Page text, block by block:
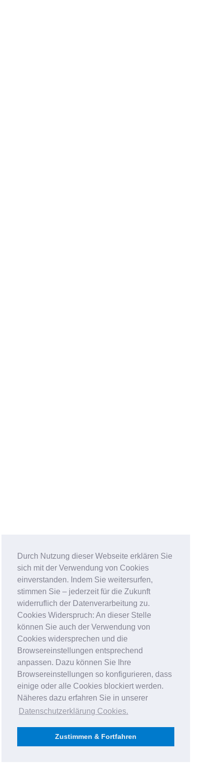
Durch Nutzung dieser Webseite erklären Sie
sich mit der Verwendung von Cookies
einverstanden. Indem Sie weitersurfen,
stimmen Sie – jederzeit für die Zukunft
widerruflich der Datenverarbeitung zu.
Cookies Widerspruch: An dieser Stelle
können Sie auch der Verwendung von
Cookies widersprechen und die
Browsereinstellungen entsprechend
anpassen. Dazu können Sie Ihre
Browsereinstellungen so konfigurieren, dass
einige oder alle Cookies blockiert werden.
Näheres dazu erfahren Sie in unserer
Datenschutzerklärung Cookies.
Zustimmen & Fortfahren